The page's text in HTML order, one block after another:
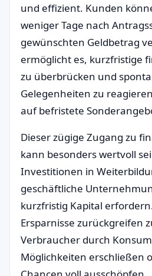
und effizient. Kunden
weniger Tage nach
gewünschten Geldbetrag
ermöglicht es, kurzfristige
zu überbrücken und
Gelegenheiten zu
auf befristete
Dieser zügige Zugang zu
kann besonders wertvoll
Investitionen in
geschäftliche
kurzfristig Kapital
Ersparnisse zurückgreifen
Verbraucher durch
Möglichkeiten erschließen